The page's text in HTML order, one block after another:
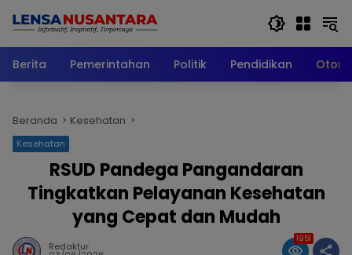
Berita
Pemerintahan Politik Pendidikan
Beranda Kesehatan
Kesehatan
RSUD Pandega Pangandaran
Tingkatkan Pelayanan Kesehatan
yang Cepat dan Mudah
Redaktur
1951